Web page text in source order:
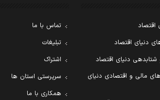
اقتصاد
دنیای اقتصاد
شتابدهی دنیای اقتصاد
مالی و اقتصادی دنیای
تماس با ما
تبلیغات
اشتراک
سرپرستی استان ها
همکاری با ما